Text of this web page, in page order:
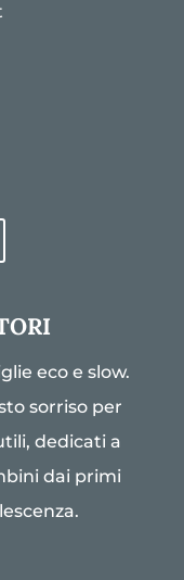
eco e slow.
sorriso per
dedicati a
dai primi